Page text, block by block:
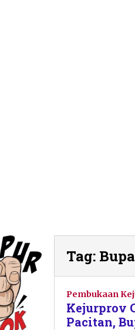
Tag:
Pembukaan
Kejurprov
Pacitan,